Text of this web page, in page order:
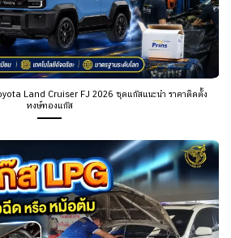
Land Cruiser FJ 2026 ชุดแก๊สแนะนำ ราคาติดตั้ง
หงษ์ทองแก๊ส